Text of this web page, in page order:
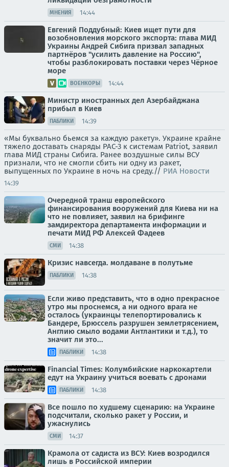
МНЕНИЯ 14:44
Евгений Поддубный: Киев ищет пути для
возобновления морского экспорта: глава МИД
Украины Андрей Сибига призвал западных
партнёров "усилить давление на Россию",
чтобы разблокировать поставки через Чёрное
море
ВОЕНКОРЫ 14:44
Министр иностранных дел Азербайджана
прибыл в Киев
ПАБЛИКИ 14:39
«Мы буквально бьемся за каждую ракету». Украине крайне
тяжело доставать снаряды PAC-3 к системам Patriot, заявил
глава МИД страны Сибига. Ранее воздушные силы ВСУ
признали, что не смогли сбить ни одну из ракет,
выпущенных по Украине в ночь на среду.// РИА Новости
14:39
Очередной транш европейского
финансирования вооружений для Киева ни на
что не повлияет, заявил на брифинге
замдиректора департамента информации и
печати МИД РФ Алексей Фадеев
СМИ 14:38
Кризис навсегда. молдаване в полутьме
ПАБЛИКИ 14:38
Если живо представить, что в одно прекрасное
утро мы проснемся, а ни одного врага не
осталось (украинцы телепортировались к
Бандере, Брюссель разрушен землетрясением,
Англию смыло водами Антлантики и т.д.), то
значит ли это...
ПАБЛИКИ 14:38
Financial Times: Колумбийские наркокартели
едут на Украину учиться воевать с дронами
ПАБЛИКИ 14:38
Все пошло по худшему сценарию: на Украине
подсчитали, сколько ракет у России, и
ужаснулись
СМИ 14:37
Крамола от садиста из ВСУ: Киев возродился
лишь в Российской империи